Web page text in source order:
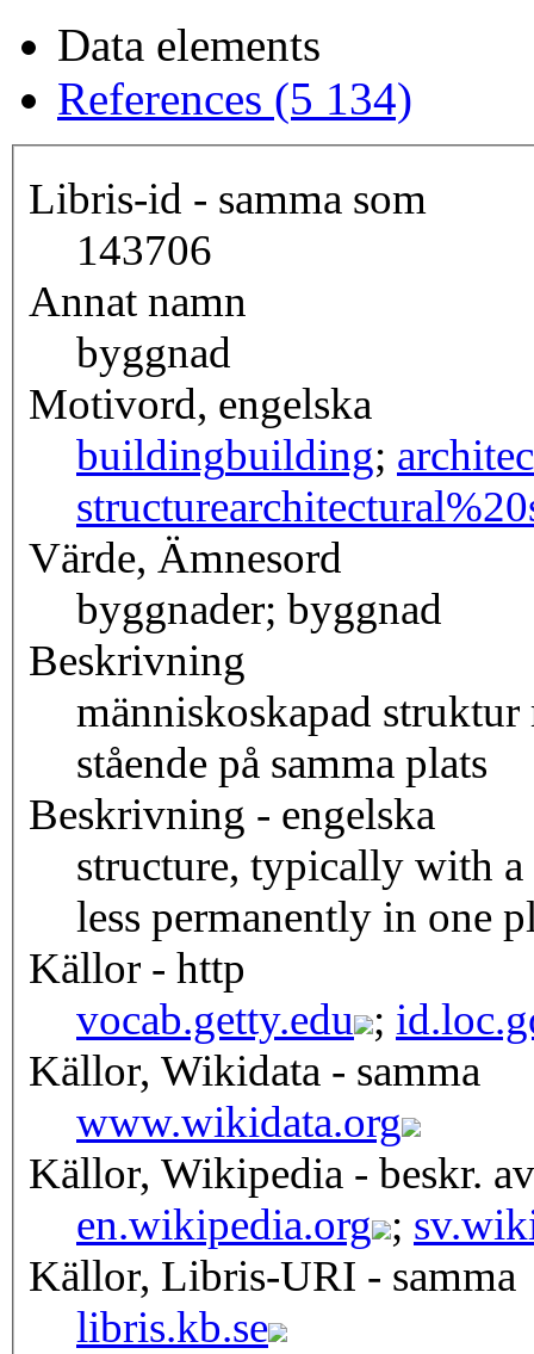
Data elements
References (5 134)
Libris-id - samma som
143706
Annat namn
byggnad
Motivord, engelska
buildingbuilding;
structure
Värde, Ämnesord
byggnader; byggnad
Beskrivning
människoskapad
stående på samma plats
Beskrivning - engelska
structure, typically with
less permanently in one
Källor - http
vocab.getty.edu ;
Källor, Wikidata - samma
www.wikidata.org
Källor, Wikipedia - beskr. av
en.wikipedia.org ;
Källor, Libris-URI - samma
libris.kb.se